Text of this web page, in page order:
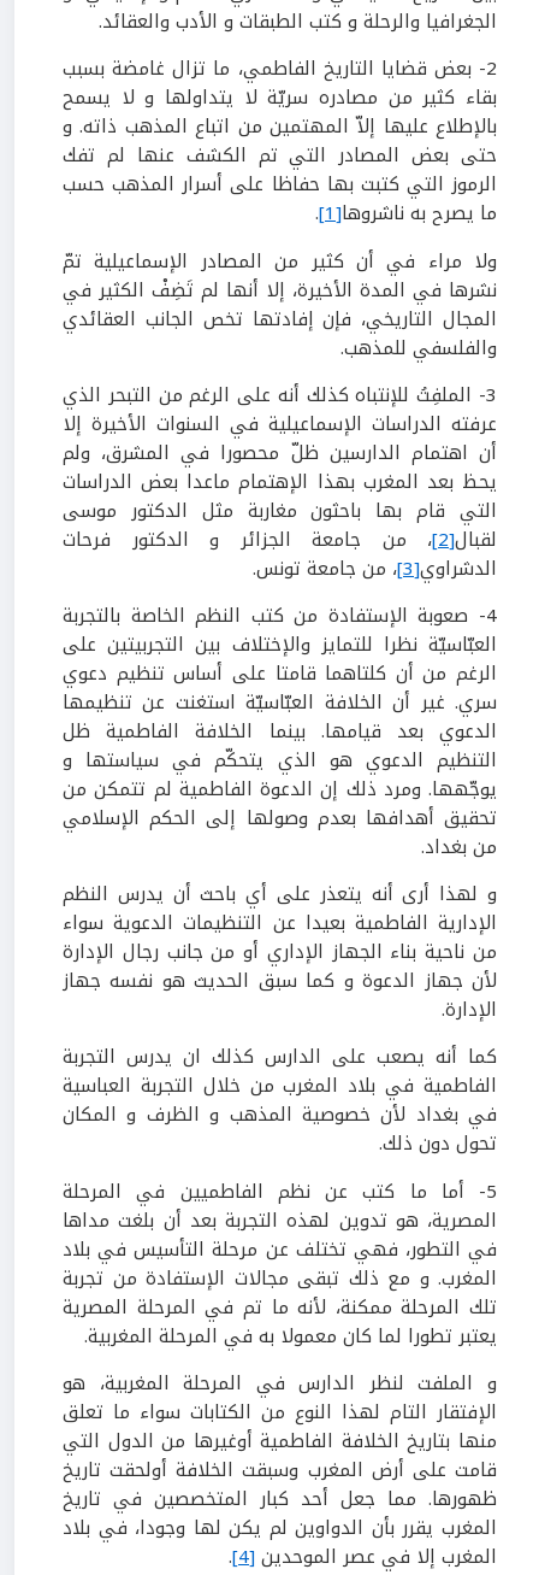
الجغرافيا والرحلة و كتب الطبقات و الأدب والعقائد.
2- بعض قضايا التاريخ الفاطمي، ما تزال غامضة بسبب
بقاء كثير من مصادره سريّة لا يتداولها و لا يسمح
بالإطلاع عليها إلاّ المهتمين من اتباع المذهب ذاته. و
حتى بعض المصادر التي تم الكشف عنها لم تفك
الرموز التي كتبت بها حفاظا على أسرار المذهب حسب
ما يصرح به ناشروها[1]
.
ولا مراء في أن كثير من المصادر الإسماعيلية تمّ
نشرها في المدة الأخيرة، إلا أنها لم تَضِفْ الكثير في
المجال التاريخي، فإن إفادتها تخص الجانب العقائدي
والفلسفي للمذهب.
3- الملفِتُ للإنتباه كذلك أنه على الرغم من التبحر الذي
عرفته الدراسات الإسماعيلية في السنوات الأخيرة إلا
أن اهتمام الدارسين ظلّ محصورا في المشرق، ولم
يحظ بعد المغرب بهذا الإهتمام ماعدا بعض الدراسات
التي قام بها باحثون مغاربة مثل الدكتور موسى
لقبال[2] ، من جامعة الجزائر و الدكتور فرحات
الدشراوي[3] ، من جامعة تونس.
4- صعوبة الإستفادة من كتب النظم الخاصة بالتجربة
العبّاسيّة نظرا للتمايز والإختلاف بين التجربيتين على
الرغم من أن كلتاهما قامتا على أساس تنظيم دعوي
سري. غير أن الخلافة العبّاسيّة استغنت عن تنظيمها
الدعوي بعد قيامها. بينما الخلافة الفاطمية ظل
التنظيم الدعوي هو الذي يتحكّم في سياستها و
يوجّهها. ومرد ذلك إن الدعوة الفاطمية لم تتمكن من
تحقيق أهدافها بعدم وصولها إلى الحكم الإسلامي
من بغداد.
و لهذا أرى أنه يتعذر على أي باحث أن يدرس النظم
الإدارية الفاطمية بعيدا عن التنظيمات الدعوية سواء
من ناحية بناء الجهاز الإداري أو من جانب رجال الإدارة
لأن جهاز الدعوة و كما سبق الحديث هو نفسه جهاز
الإدارة.
كما أنه يصعب على الدارس كذلك ان يدرس التجربة
الفاطمية في بلاد المغرب من خلال التجربة العباسية
في بغداد لأن خصوصية المذهب و الظرف و المكان
تحول دون ذلك.
5- أما ما كتب عن نظم الفاطميين في المرحلة
المصرية، هو تدوين لهذه التجربة بعد أن بلغت مداها
في التطور، فهي تختلف عن مرحلة التأسيس في بلاد
المغرب. و مع ذلك تبقى مجالات الإستفادة من تجربة
تلك المرحلة ممكنة، لأنه ما تم في المرحلة المصرية
يعتبر تطورا لما كان معمولا به في المرحلة المغربية.
و الملفت لنظر الدارس في المرحلة المغربية، هو
الإفتقار التام لهذا النوع من الكتابات سواء ما تعلق
منها بتاريخ الخلافة الفاطمية أوغيرها من الدول التي
قامت على أرض المغرب وسبقت الخلافة أولحقت تاريخ
ظهورها. مما جعل أحد كبار المتخصصين في تاريخ
المغرب يقرر بأن الدواوين لم يكن لها وجودا، في بلاد
المغرب إلا في عصر الموحدين[4]
.